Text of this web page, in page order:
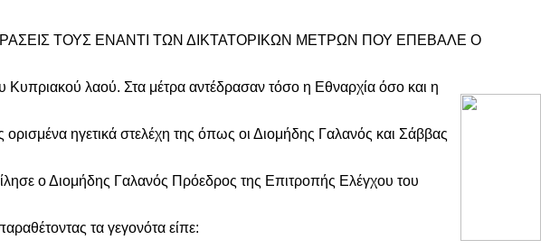
ΤΟΥΣ ΕΝΑΝΤΙ ΤΩΝ ΔΙΚΤΑΤΟΡΙΚΩΝ ΜΕΤΡΩΝ ΠΟΥ ΕΠΕΒΑΛΕ Ο
λαού. Στα μέτρα αντέδρασαν τόσο η Εθναρχία όσο και η
ηγετικά στελέχη της όπως οι Διομήδης Γαλανός και Σάββας
ο Διομήδης Γαλανός Πρόεδρος της Επιτροπής Ελέγχου του
τα γεγονότα είπε: